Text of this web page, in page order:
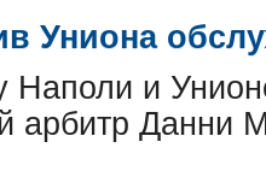
Униона
Наполи и
арбитр Данни